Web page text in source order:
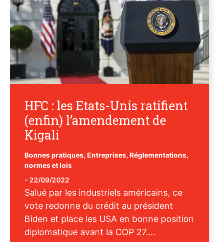
HFC : les Etats-Unis ratifient
(enfin) l’amendement de
Kigali
Bonnes pratiques, Entreprises, Réglementations,
normes et lois
- 22/09/2022
Salué par les industriels américains, ce
vote redonne du crédit au président
Biden et place les USA en bonne position
diplomatique avant la COP 27....